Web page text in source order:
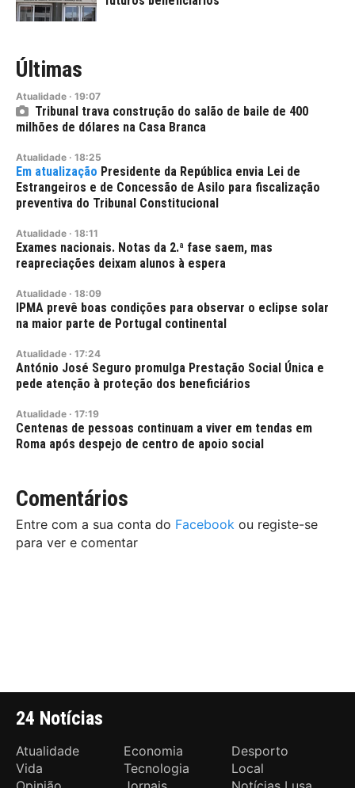
Últimas
Atualidade · 19:07
Tribunal trava construção do salão de baile de 400
milhões de dólares na Casa Branca
Atualidade · 18:25
Presidente da República envia Lei de
Estrangeiros e de Concessão de Asilo para fiscalização
preventiva do Tribunal Constitucional
Atualidade · 18:11
Exames nacionais. Notas da 2.ª fase saem, mas
reapreciações deixam alunos à espera
Atualidade · 18:09
IPMA prevê boas condições para observar o eclipse solar
na maior parte de Portugal continental
Atualidade · 17:24
António José Seguro promulga Prestação Social Única e
pede atenção à proteção dos beneficiários
Atualidade · 17:19
Centenas de pessoas continuam a viver em tendas em
Roma após despejo de centro de apoio social
Comentários
Entre com a sua conta do Facebook ou registe-se
para ver e comentar
24 Notícias
Atualidade Economia
Desporto
Vida
Tecnologia
Local